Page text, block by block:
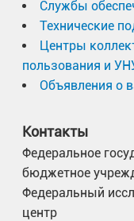
Службы
Технические
Центры
пользования и
Объявления о
Контакты
Федеральное
бюджетное
Федеральный
центр